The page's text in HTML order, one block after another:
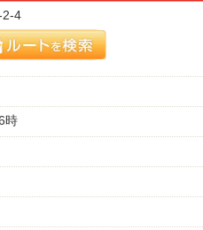
2-4
時